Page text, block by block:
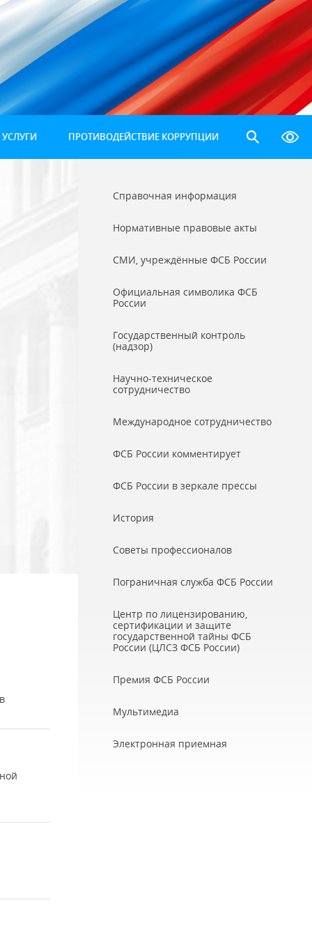
ПРОТИВОДЕЙСТВИЕ КОРРУПЦИИ
Справочная информация
Нормативные правовые акты
СМИ, учреждённые ФСБ России
Официальная символика ФСБ
России
Государственный контроль
(надзор)
Научно-техническое
сотрудничество
Международное сотрудничество
ФСБ России комментирует
ФСБ России в зеркале прессы
История
Советы профессионалов
Пограничная служба ФСБ России
Центр по лицензированию,
сертификации и защите
государственной тайны ФСБ
России (ЦЛСЗ ФСБ России)
Премия ФСБ России
Мультимедиа
Электронная приемная